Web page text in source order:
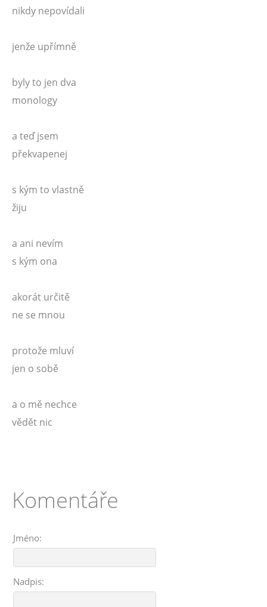
nikdy nepovídali
jenže upřímně
byly to jen dva
monology
a teď jsem
překvapenej
s kým to vlastně
žiju
a ani nevím
s kým ona
akorát určitě
ne se mnou
protože mluví
jen o sobě
a o mě nechce
vědět nic
Komentáře
Jméno:
Nadpis: